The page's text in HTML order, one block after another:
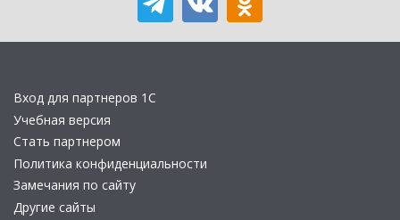
Вход для партнеров 1С
Учебная версия
Стать партнером
Политика конфиденциальности
Замечания по сайту
Другие сайты